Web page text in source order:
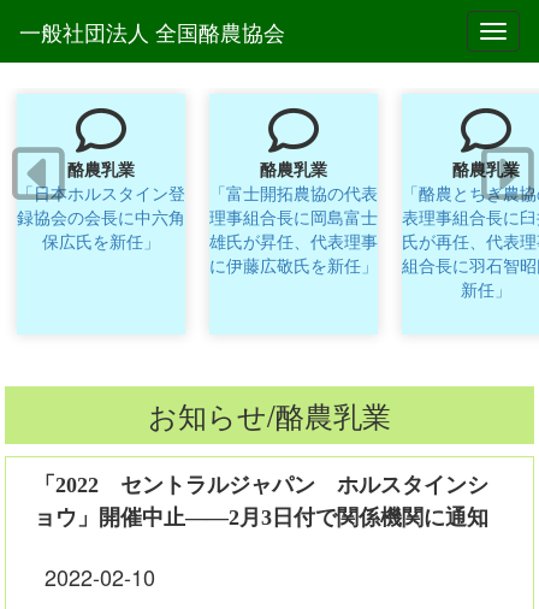
一般社団法人 全国酪農協会
酪農乳業
「日本ホルスタイン登
録協会の会長に中六角
保広氏を新任」
酪農乳業
「富士開拓農協の代表
理事組合長に岡島富士
雄氏が昇任、代表理事
に伊藤広敬氏を新任」
酪農乳業
「酪農とちぎ農
表理事組合長に
氏が再任、代表
組合長に羽石智
新任」
お知らせ/酪農乳業
「2022 セントラルジャパン ホルスタインシ
ョウ」開催中止――2月3日付で関係機関に通知
2022-02-10